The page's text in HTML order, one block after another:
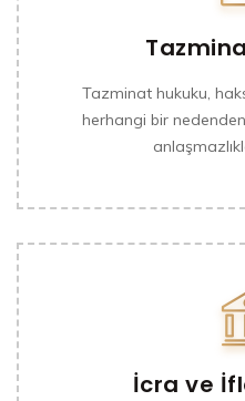
Tazminat hukuku,
herhangi bir
İcra ve